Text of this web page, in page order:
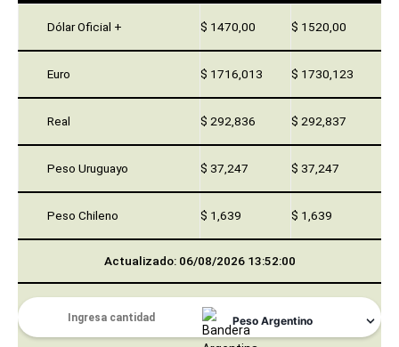
Dólar Oficial + $ 1470,00 $ 1520,00
Euro $ 1716,013 $ 1730,123
Real $ 292,836 $ 292,837
Peso Uruguayo $ 37,247 $ 37,247
Peso Chileno $ 1,639 $ 1,639
Actualizado: 06/08/2026 13:52:00